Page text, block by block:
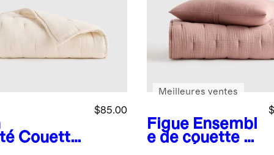
Couette
$85.00
Figue Ensembl
e de couette et
Meilleures ventes